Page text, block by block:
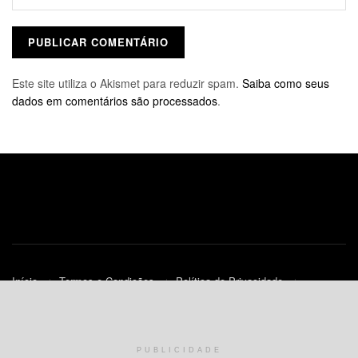
Este site utiliza o Akismet para reduzir spam. Saiba como seus
dados em comentários são processados.
Início Termos e Condições
Política de Privacidade
PUBLICIDADE